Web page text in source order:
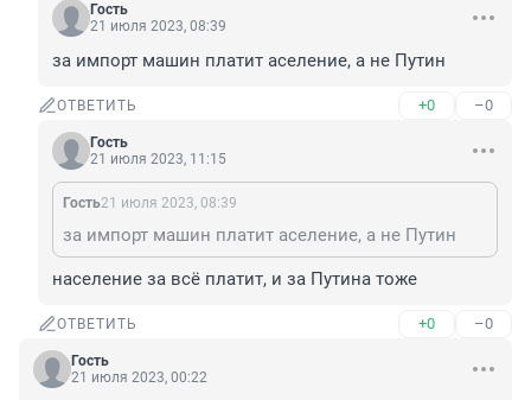
Гость
21 июля 2023, 08:39
за импорт машин платит аселение, а не Путин
ОТВЕТИТЬ +0 –0
Гость
21 июля 2023, 11:15
Гость21 июля 2023, 08:39
за импорт машин платит аселение, а не Путин
население за всё платит, и за Путина тоже
ОТВЕТИТЬ +0 –0
Гость
21 июля 2023, 00:22